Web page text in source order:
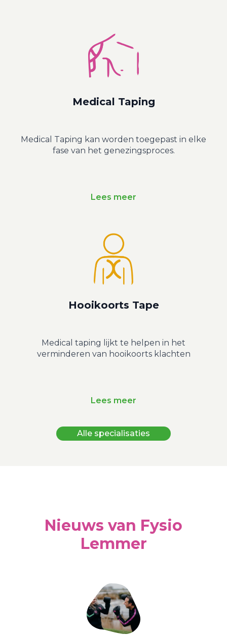
Medical Taping
Medical Taping kan worden toegepast in elke
fase van het genezingsproces.
Lees meer
Hooikoorts Tape
Medical taping lijkt te helpen in het
verminderen van hooikoorts klachten
Lees meer
Alle specialisaties
Nieuws van Fysio
Lemmer